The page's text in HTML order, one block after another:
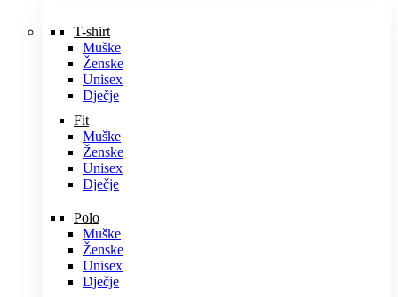
T-shirt
Muške
Ženske
Unisex
Dječje
Fit
Muške
Ženske
Unisex
Dječje
Polo
Muške
Ženske
Unisex
Dječje